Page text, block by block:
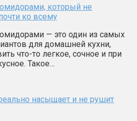
который не
ко всему
— это один из самых
для домашней кухни,
что-то легкое, сочное и при
Такое…
насыщает и не рушит